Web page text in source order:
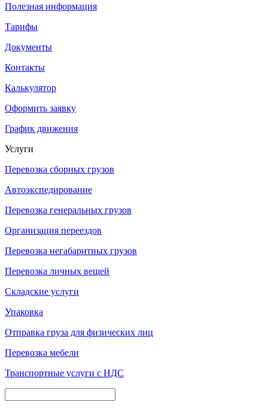
Полезная информация
Тарифы
Документы
Контакты
Калькулятор
Оформить заявку
График движения
Услуги
Перевозка сборных грузов
Автоэкспедирование
Перевозка генеральных грузов
Организация переездов
Перевозка негабаритных грузов
Перевозка личных вещей
Складские услуги
Упаковка
Отправка груза для физических лиц
Перевозка мебели
Транспортные услуги с НДС